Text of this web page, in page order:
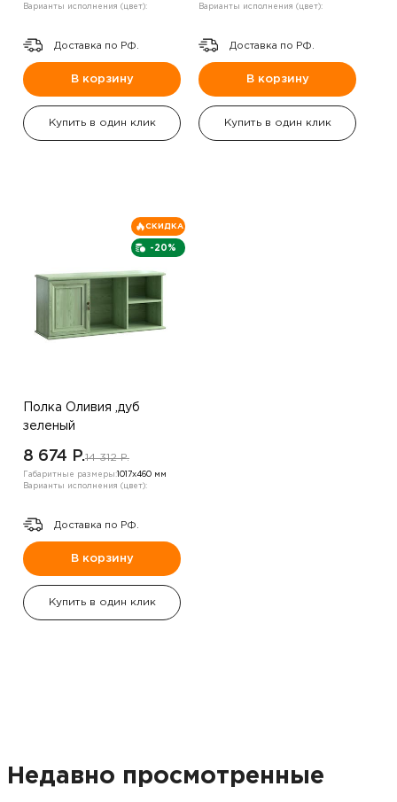
Варианты исполнения (цвет):
Доставка по РФ.
В корзину
Купить в один клик
Варианты исполнения (цвет):
Доставка по РФ.
В корзину
Купить в один клик
-20%
СКИДКА
Полка Оливия ,дуб
зеленый
8 674 P.14 312 P.
Габаритные размеры: 1017х460 мм
Варианты исполнения (цвет):
Доставка по РФ.
В корзину
Купить в один клик
Недавно просмотренные